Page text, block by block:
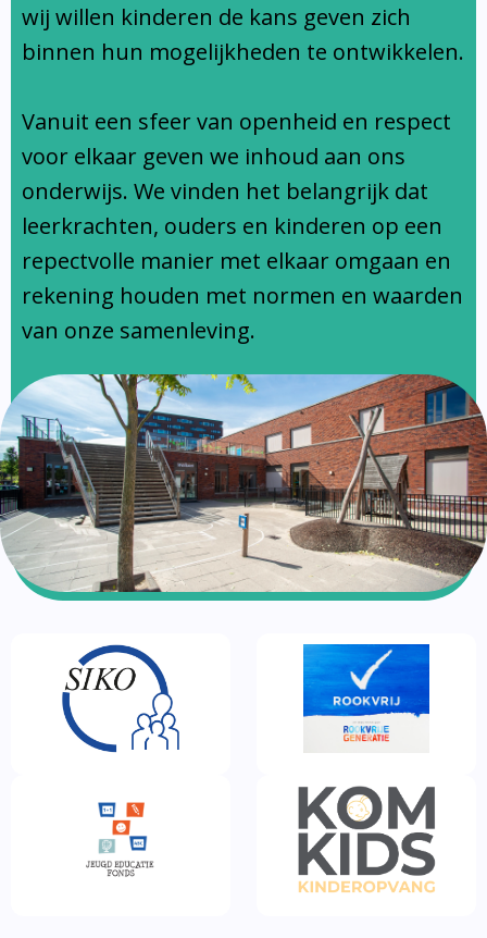
Ondersteuningsprofiel
wij willen kinderen de kans geven zich
binnen hun mogelijkheden te ontwikkelen.
Vanuit een sfeer van openheid en respect
voor elkaar geven we inhoud aan ons
onderwijs. We vinden het belangrijk dat
leerkrachten, ouders en kinderen op een
repectvolle manier met elkaar omgaan en
rekening houden met normen en waarden
van onze samenleving.